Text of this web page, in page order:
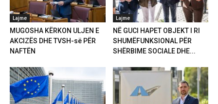
Lajme
MUGOSHA KËRKON ULJEN E
AKCIZËS DHE TVSH-së PËR
NAFTËN
Lajme
NË GUCI HAPET OBJEKT I RI
SHUMËFUNKSIONAL PËR
SHËRBIME SOCIALE DHE...